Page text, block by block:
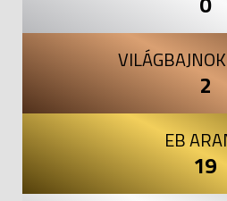
2
EB
19